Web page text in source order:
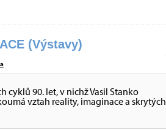
(Výstavy)
cyklů 90. let, v nichž Vasil Stanko
vztah reality, imaginace a skrytých